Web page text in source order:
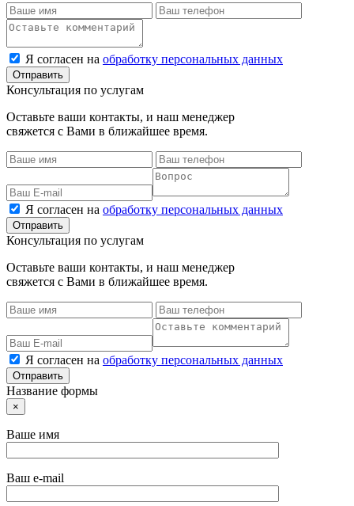
Я согласен на обработку персональных данных
Консультация по услугам
Оставьте ваши контакты, и наш менеджер
свяжется с Вами в ближайшее время.
Я согласен на обработку персональных данных
Консультация по услугам
Оставьте ваши контакты, и наш менеджер
свяжется с Вами в ближайшее время.
Я согласен на обработку персональных данных
Название формы
×
Ваше имя
Ваш e-mail